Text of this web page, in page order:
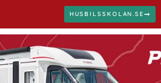
HUSBILSSKOLAN.SE